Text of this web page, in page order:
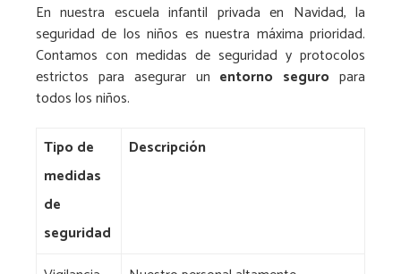
En nuestra escuela infantil privada en Navidad, la
seguridad de los niños es nuestra máxima prioridad.
Contamos con medidas de seguridad y protocolos
estrictos para asegurar un entorno seguro para
todos los niños.
Tipo de
medidas
de
seguridad
Descripción